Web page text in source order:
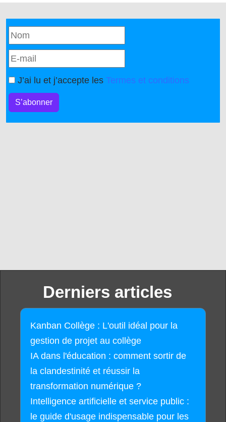
J’ai lu et j’accepte les Termes et conditions
S’abonner
Derniers articles
Kanban Collège : L'outil idéal pour la
gestion de projet au collège
IA dans l'éducation : comment sortir de
la clandestinité et réussir la
transformation numérique ?
Intelligence artificielle et service public :
le guide d'usage indispensable pour les